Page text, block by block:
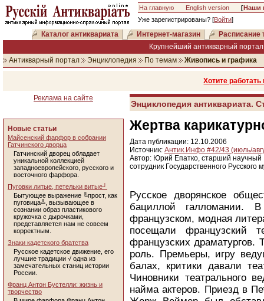
На главную English version [Наши
Уже зарегистрированы? [Войти]
Каталог антиквариата Интернет-магазин
Расписание
Крупнейший антикварный
Антикварный портал
Энциклопедия По темам Живопись и графика
Хотите
Реклама на сайте
Новые статьи
Майсенский фарфор в собрании
Гатчинского дворца
Гатчинский дворец обладает
уникальной коллекцией
западноевропейского, русского и
восточного фарфора.
Пуговки литые, петельки витые┘
Бытующее выражение ╚прост, как
пуговица╩, вызывающее в
сознании образ пластикового
кружочка с дырочками,
представляется нам не совсем
корректным.
Знаки кадетского братства
Русское кадетское движение, его
лучшие традиции √ одна из
замечательных станиц истории
России.
Франц Антон Бустелли: жизнь и
творчество
Энциклопедия антиквариата.
Жертва
Дата публикации: 12.10.2006
Источник: Антик.Инфо #42/43 (июль/
Автор: Юрий Епатко, старший научный
сотрудник Государственного Русского
Русское дворянское
бациллой галломании.
французском, модная
посещали французский
французских
роль. Премьеры, игру
балах, критики давали
Чиновники театрального
найма актеров. Приезд в